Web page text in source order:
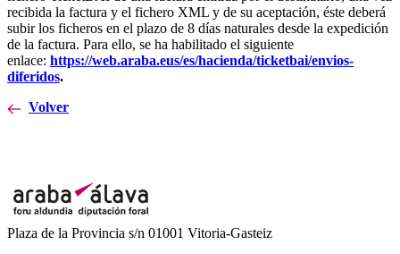
recibida la factura y el fichero XML y de su aceptación, éste deberá
subir los ficheros en el plazo de 8 días naturales desde la expedición
de la factura. Para ello, se ha habilitado el siguiente
enlace: https://web.araba.eus/es/hacienda/ticketbai/envios-
diferidos.
Volver
Plaza de la Provincia s/n 01001 Vitoria-Gasteiz